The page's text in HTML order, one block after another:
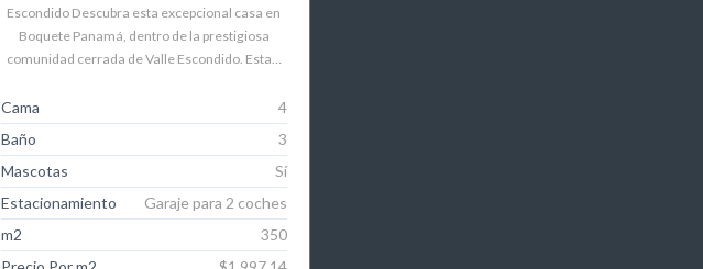
Escondido Descubra esta excepcional casa en
Boquete Panamá, dentro de la prestigiosa
comunidad cerrada de Valle Escondido. Esta…
Cama
4
Baño
3
Mascotas
Sí
Estacionamiento
Garaje para 2 coches
m2
350